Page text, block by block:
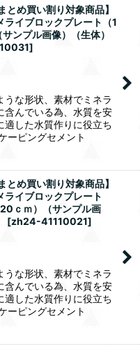
とめ買い割り対象商品】
ライブロックプレート（1
ンプル画像）（生体）
]
うな形状、素材でミネラ
含んでいる為、水質を安
適した水質作りに役立ち
ーピングセメント
とめ買い割り対象商品】
ライブロックプレート
ｃｍ）（サンプル画
[zh24-41110021]
うな形状、素材でミネラ
含んでいる為、水質を安
適した水質作りに役立ち
ーピングセメント